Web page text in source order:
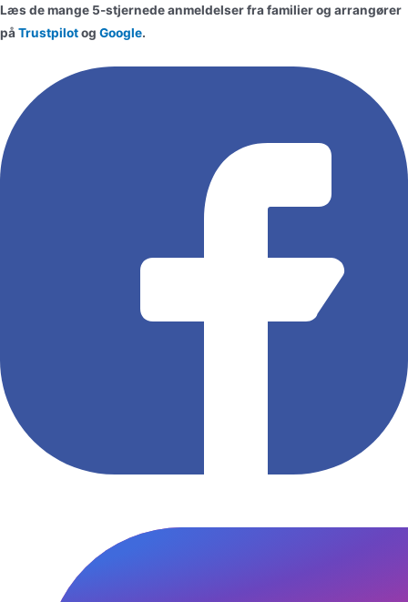
Læs de mange 5-stjernede anmeldelser fra familier og arrangører
påTrustpilotog Google.